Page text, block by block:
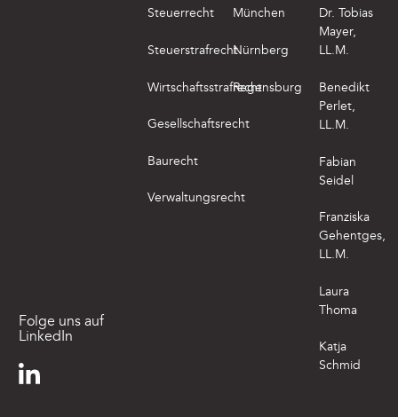
Folge uns auf
LinkedIn
Steuerrecht
Steuerstrafrecht
Wirtschaftsstrafrecht
Gesellschaftsrecht
Baurecht
Verwaltungsrecht
München
Nürnberg
Regensburg
Dr. Tobias
Mayer,
LL.M.
Benedikt
Perlet,
LL.M.
Fabian
Seidel
Franziska
Gehentges,
LL.M.
Laura
Thoma
Katja
Schmid